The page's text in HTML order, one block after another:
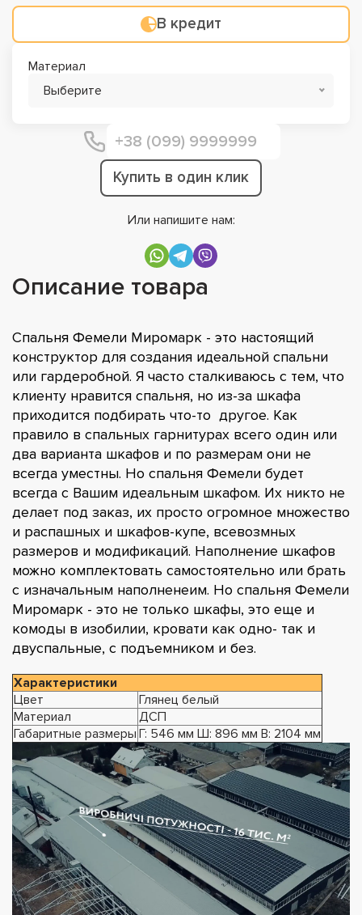
В кредит
Материал
Выберите
Купить в один клик
Или напишите нам:
Описание товара
Спальня Фемели Миромарк - это настоящий
конструктор для создания идеальной спальни
или гардеробной. Я часто сталкиваюсь с тем, что
клиенту нравится спальня, но из-за шкафа
приходится подбирать что-то другое. Как
правило в спальных гарнитурах всего один или
два варианта шкафов и по размерам они не
всегда уместны. Но спальня Фемели будет
всегда с Вашим идеальным шкафом. Их никто не
делает под заказ, их просто огромное множество
и распашных и шкафов-купе, всевозмных
размеров и модификаций. Наполнение шкафов
можно комплектовать самостоятельно или брать
с изначальным наполненеим. Но спальня Фемели
Миромарк - это не только шкафы, это еще и
комоды в изобилии, кровати как одно- так и
двуспальные, с подъемником и без.
Характеристики
Цвет
Глянец белый
Материал
ДСП
Габаритные размеры Г: 546 мм Ш: 896 мм В: 2104 мм